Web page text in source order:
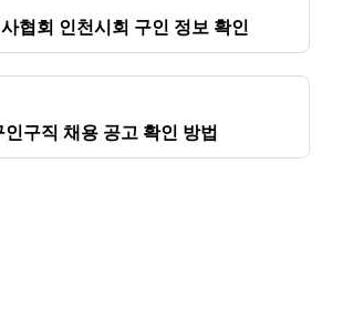
협회 인천시회 구인 정보 확인
구직 채용 공고 확인 방법